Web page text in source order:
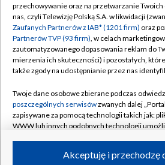
Abonament TVP
Emisja w TVP
Centrum informacji TVP
Naziemna Telewizja Cyfrowa
Rada Programowa
System NOS
Informacje o nadawcy
Program dla prasy
Regulamin
Polityka
Moje zgody
Pomoc
Kontakt
Kanały
przechowywanie oraz na przetwarzanie
nas, czyli Telewizję Polską S.A. w likwidacji
Zaufanych Partnerów z IAB* (1201 firm) oraz
Partnerów TVP (93 firm), w celach
zautomatyzowanego dopasowania reklam do
mierzenia ich skuteczności) i pozostałych,
także zgody na udostępnianie przez nas
Twoje dane osobowe zbierane podczas
poszczególnych serwisówzwanych dalej
zapisywane za pomocą technologii takich jak:
WWW lub innych podobnych technologii
ruchu w Internecie.Akceptuję i przechodzę